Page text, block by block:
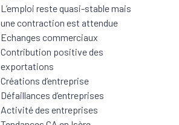
L’emploi reste quasi-stable mais
une contraction est attendue
Echanges commerciaux
Contribution positive des
exportations
Créations d’entreprise
Défaillances d’entreprises
Activité des entreprises